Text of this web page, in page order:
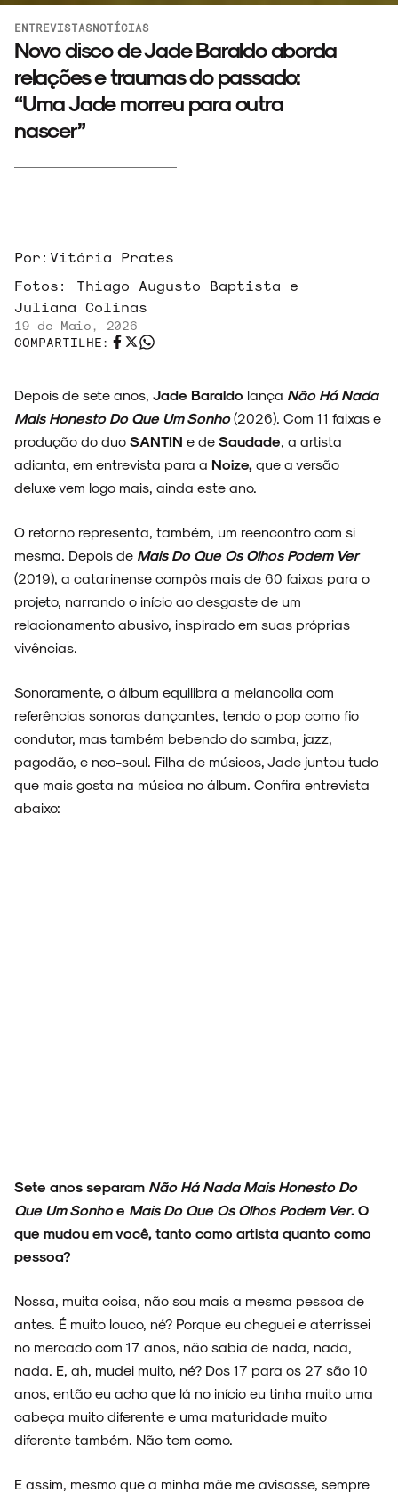
ENTREVISTASNOTÍCIAS
Novo disco de Jade Baraldo aborda
relações e traumas do passado:
“Uma Jade morreu para outra
nascer”
Por: Vitória Prates
Fotos: Thiago Augusto Baptista e
Juliana Colinas
19 de Maio, 2026
COMPARTILHE:
Depois de sete anos, Jade Baraldo lança Não Há Nada
Mais Honesto Do Que Um Sonho(2026). Com 11 faixas e
produção do duo SANTIN e de Saudade , a artista
adianta, em entrevista para a Noize, que a versão
deluxe vem logo mais, ainda este ano.
O retorno representa, também, um reencontro com si
mesma. Depois de Mais Do Que Os Olhos Podem Ver
(2019), a catarinense compôs mais de 60 faixas para o
projeto, narrando o início ao desgaste de um
relacionamento abusivo, inspirado em suas próprias
vivências.
Sonoramente, o álbum equilibra a melancolia com
referências sonoras dançantes, tendo o pop como fio
condutor, mas também bebendo do samba, jazz,
pagodão, e neo-soul. Filha de músicos, Jade juntou tudo
que mais gosta na música no álbum. Confira entrevista
abaixo:
Sete anos separam Não Há Nada Mais Honesto Do
Que Um Sonhoe Mais Do Que Os Olhos Podem Ver. O
que mudou em você, tanto como artista quanto como
pessoa?
Nossa, muita coisa, não sou mais a mesma pessoa de
antes. É muito louco, né? Porque eu cheguei e aterrissei
no mercado com 17 anos, não sabia de nada, nada,
nada. E, ah, mudei muito, né? Dos 17 para os 27 são 10
anos, então eu acho que lá no início eu tinha muito uma
cabeça muito diferente e uma maturidade muito
diferente também. Não tem como.
E assim, mesmo que a minha mãe me avisasse, sempre